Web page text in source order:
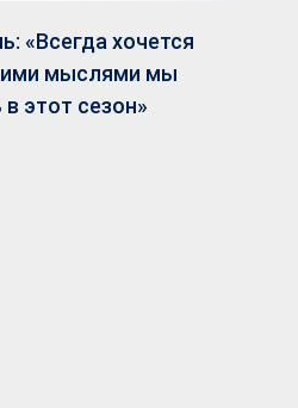
«Всегда хочется
мыслями мы
этот сезон»